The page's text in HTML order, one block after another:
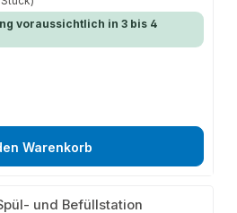
voraussichtlich in 3 bis 4
Warenkorb